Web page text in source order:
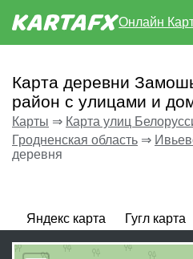
Онлайн
Карта деревни
район с улицами и
Карты ⇒ Карта улиц
Гродненская область ⇒
деревня
Яндекс карта Гугл карта